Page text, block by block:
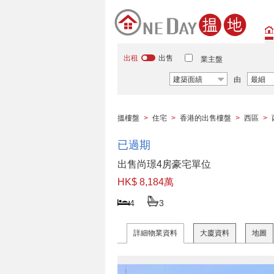
出租 出售 業主盤
建築面績 由 最細
搵樓盤 > 住宅 > 香港的出售樓盤 > 西區 >
已過期
出售尚璟4房豪宅單位
HK$ 8,184萬
4 3
詳細物業資料 大廈資料 地圖